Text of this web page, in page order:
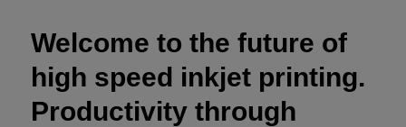
Welcome to the future of
high speed inkjet printing.
Productivity through